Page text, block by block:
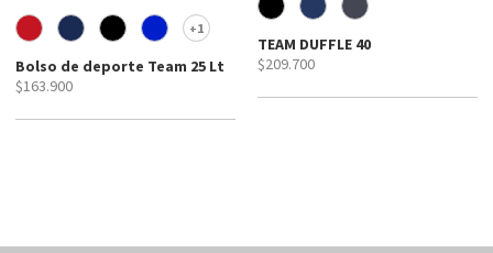
+1
Bolso de deporte Team 25 Lt
$163.900
TEAM DUFFLE 40
$209.700